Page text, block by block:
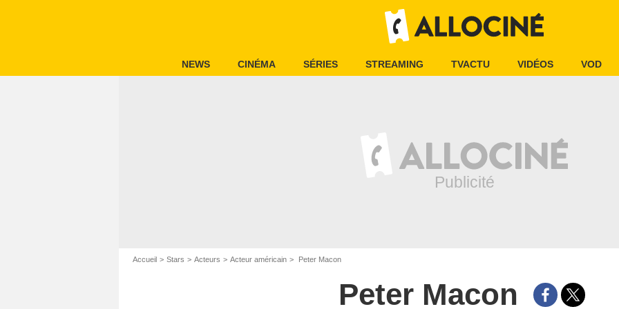
NEWS CINÉMA SÉRIES STREAMING TVACTU VIDÉOS VOD
Accueil Stars Acteurs Acteur américain Peter Macon
Peter Macon